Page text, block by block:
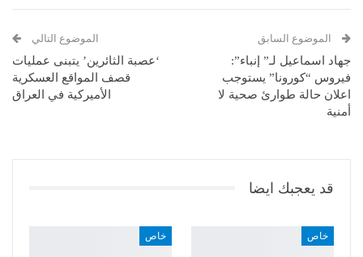
البريد الإلكتروني
الموضوع السابق
جهاد اسماعيل لـ” إنباء”:
فيروس “كورونا” يستوجب
اعلان حالة طوارئ صحية لا
أمنية
الموضوع التالي
‘عصبة الثائرين’ يتبنى عمليات
قصف المواقع العسكرية
الأميركية في العراق
قد يعجبك ايضا
خاص خاص